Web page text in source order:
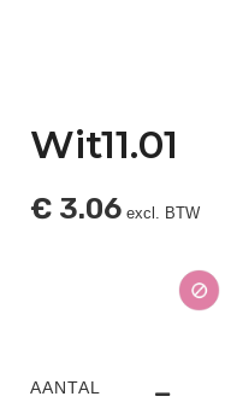
Wit11.01
€ 3.06 excl. BTW
AANTAL